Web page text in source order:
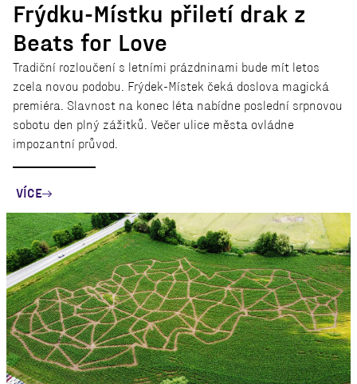
Frýdku-Místku přiletí drak z
Beats for Love
Tradiční rozloučení s letními prázdninami bude mít letos
zcela novou podobu. Frýdek-Místek čeká doslova magická
premiéra. Slavnost na konec léta nabídne poslední srpnovou
sobotu den plný zážitků. Večer ulice města ovládne
impozantní průvod.
VÍCE